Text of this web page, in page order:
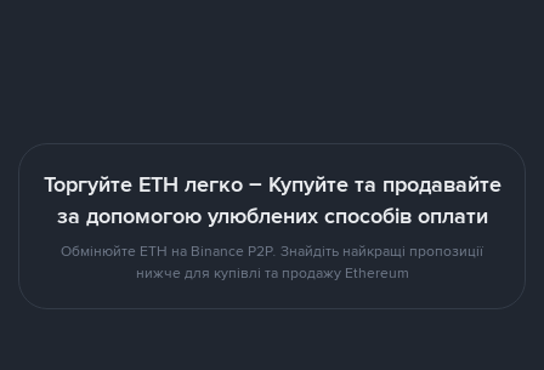
Торгуйте ETH легко – Купуйте та продавайте
за допомогою улюблених способів оплати
Обмінюйте ETH на Binance P2P. Знайдіть найкращі пропозиції
нижче для купівлі та продажу Ethereum